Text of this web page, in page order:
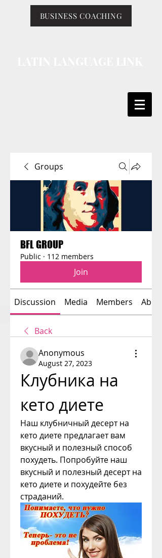
BUSINESS COACHING
Groups
BFL GROUP
Public · 112 members
Join
Discussion Media Members About
Back
Anonymous
August 27, 2023
Клубника на
кето диете
Наш клубничный десерт на
кето диете предлагает вам
вкусный и полезный способ
похудеть. Попробуйте наш
вкусный и полезный десерт на
кето диете и похудейте без
страданий.